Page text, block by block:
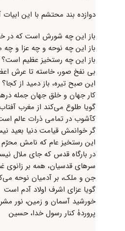
دوازده بند محتشم با این
باز این چه شورش است که در
باز این چه نوحه و چه عزا و
باز این چه رستخیز عظیم
بی نفخ صور، خاسته تا عرش
این صبح تیره، باز دمید از کجا؟
کار جهان و خلق جهان جمله
گویا طلوع می‌کند از مغرب
کآشوب در تمامی ذرات عالم
گر خوانمش قیامت دنیا بعید
این رستخیز عام که نامش
در بارگاه قدس که جای ملال
سرهای قدسیان، همه بر زانوی
جن و ملک، بر آدمیان نوحه
گویا عزای اشرف اولاد آدم است
خورشید آسمان و زمین، نور
پروردۀ کنار رسول خدا، حسین